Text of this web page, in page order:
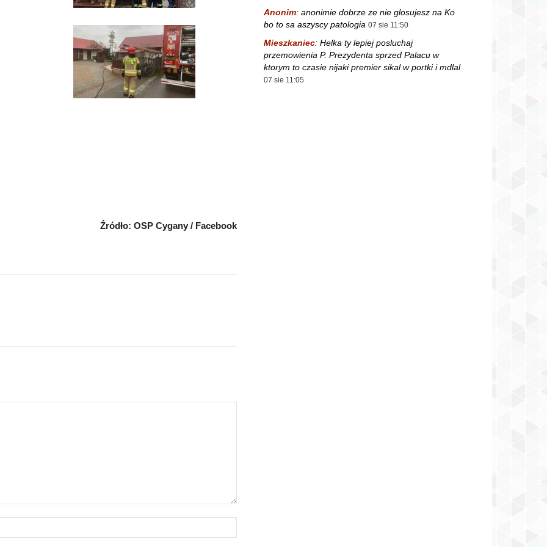
Źródło: OSP Cygany / Facebook
Anonim: anonimie dobrze ze nie glosujesz na Ko
bo to sa aszyscy patologia 07 sie 11:50
Mieszkaniec: Helka ty lepiej posluchaj
przemowienia P. Prezydenta sprzed Palacu w
ktorym to czasie nijaki premier sikal w portki i mdlal
07 sie 11:05